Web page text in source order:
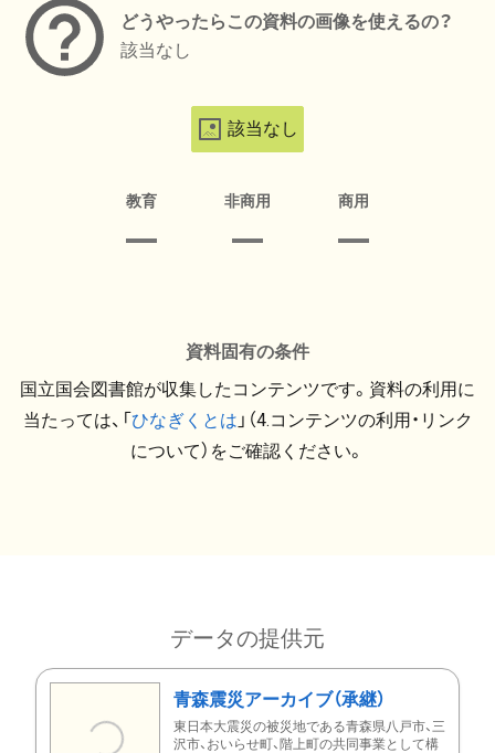
どうやったらこの資料の画像を使えるの？
該当なし
該当なし
教育 非商用 商用
資料固有の条件
国立国会図書館が収集したコンテンツです。資料の利用に
当たっては、「ひなぎくとは 」（4.コンテンツの利用・リンク
について）をご確認ください。
データの提供元
青森震災アーカイブ（承継）
東日本大震災の被災地である青森県八戸市、三
沢市、おいらせ町、階上町の共同事業として構